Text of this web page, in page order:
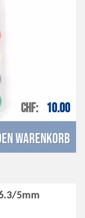
CHF 10.00
Warenkorb
5mm